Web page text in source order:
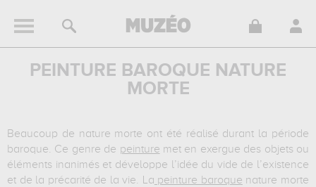
PEINTURE BAROQUE NATURE
MORTE
Beaucoup de nature morte ont été réalisé durant la période
baroque. Ce genre de peinture met en exergue des objets ou
éléments inanimés et développe l’idée du vide de l’existence
et de la précarité de la vie. La peinture baroque nature morte